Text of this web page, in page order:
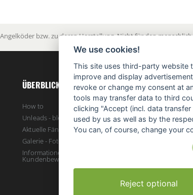
bzw. zu deren Herstellung. Nicht für den
ÜBERBLICK
How to
Unleads - bleifreie Karpfenbleie
Aktuelle Fänge - unser Blog
Galerie - Fotos, Impressionen und mehr
Informationen zur Echtheit von
Kundenbewertungen
We use cookies!
This site uses third-party website
improve and display
revoke or change my consent at
tools may transfer data to third
clicking "Accept (incl. data
used by us as well as by the
You can, of course, change your
Reject optional